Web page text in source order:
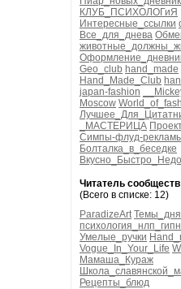
КЛУБ_ПСИХОЛОГиЯ
Интересные_ссылки
Все_для_днева
Geo_club hand_made
Hand_Made_Club
japan-fashion
Moscow
_МАСТЕРИЦА
Симпы-флуд-
Болталка_в_беседке
Читатель сообществ
(Всего в списке: 12)
ParadizeArt Темы_дня
Умелые_ручки
Vogue_In_Your_Life
Мамаша_Кураж
Рецепты_блюд